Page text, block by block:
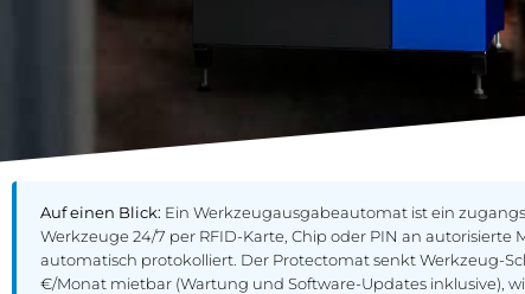
Auf einen Blick: Ein Werkzeugausgabeautomat ist ein
Werkzeuge 24/7 per RFID-Karte, Chip oder PIN an
automatisch protokolliert. Der Protectomat senkt Werkzeug-
€/Monat mietbar (Wartung und Software-Updates inklusive),